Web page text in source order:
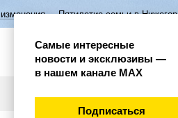
семьи в Нижегородской области
Самые интересные
новости и эксклюзивы —
в нашем канале МАХ
Подписаться